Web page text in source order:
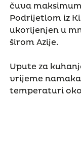
čuva
Podrijetlom iz
ukorijenjen u
širom Azije.
Upute za
vrijeme
temperaturi oko